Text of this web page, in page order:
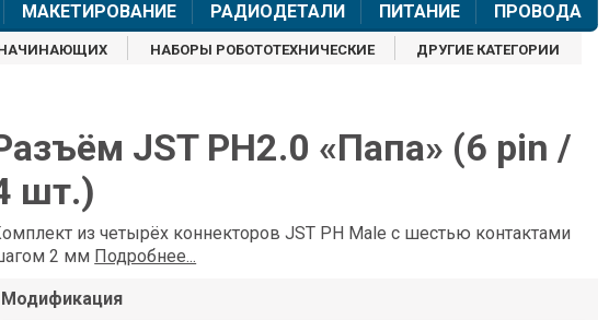
МАКЕТИРОВАНИЕ РАДИОДЕТАЛИ ПИТАНИЕ ПРОВОДА
НАБОРЫ РОБОТОТЕХНИЧЕСКИЕ ДРУГИЕ КАТЕГОРИИ
JST PH2.0 «Папа» (6 pin /
шт.)
из четырёх коннекторов JST PH Male с шестью контактами
2 мм Подробнее...
Модификация
14-56